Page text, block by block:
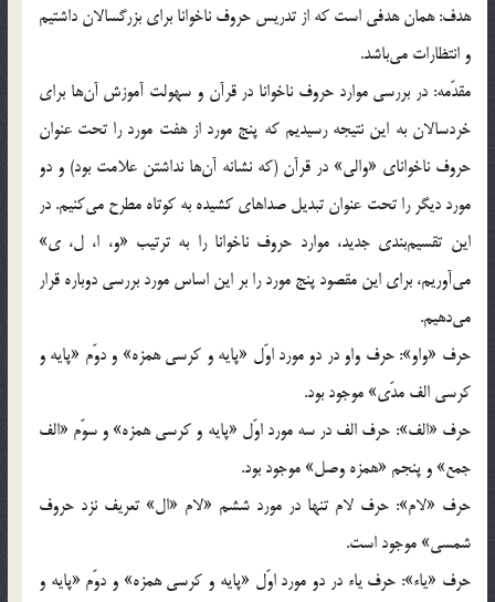
هدف: همان هدفي است كه از تدريس حروف ناخوانا براي بزرگسالان داشتيم
و انتظارات مي‌باشد.
مقدّمه: در بررسي موارد حروف ناخوانا در قرآن و سهولت آموزش آن‌ها براي
خردسالان به اين نتيجه رسيديم كه پنج مورد از هفت مورد را تحت عنوان
حروف ناخواناي «والي» در قرآن (كه نشانه آن‌ها نداشتن علامت بود) و دو
مورد ديگر را تحت عنوان تبديل صداهاي كشيده به كوتاه مطرح مي‌كنيم. در
اين تقسيم‌بندي جديد، موارد حروف ناخوانا را به ترتيب «و، ا، ل، ي»
مي‌آوريم، براي اين مقصود پنج مورد را بر اين اساس مورد بررسي دوباره قرار
مي‌دهيم.
حرف «واو»: حرف واو در دو مورد اوّل «پايه و كرسي همزه» و دوّم «پايه و
كرسي الف مدّي» موجود بود.
حرف «الف»: حرف الف در سه مورد اوّل «پايه و كرسي همزه» و سوّم «الف
جمع» و پنجم «همزه وصل» موجود بود.
حرف «لام»: حرف لام تنها در مورد ششم «لام «ال» تعريف نزد حروف
شمسي» موجود است.
حرف «ياء»: حرف ياء در دو مورد اوّل «پايه و كرسي همزه» و دوّم «پايه و